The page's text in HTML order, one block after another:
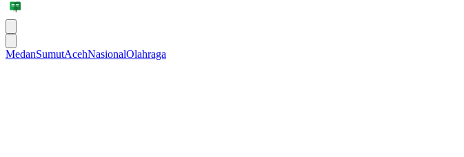
MedanSumutAcehNasionalOlahraga